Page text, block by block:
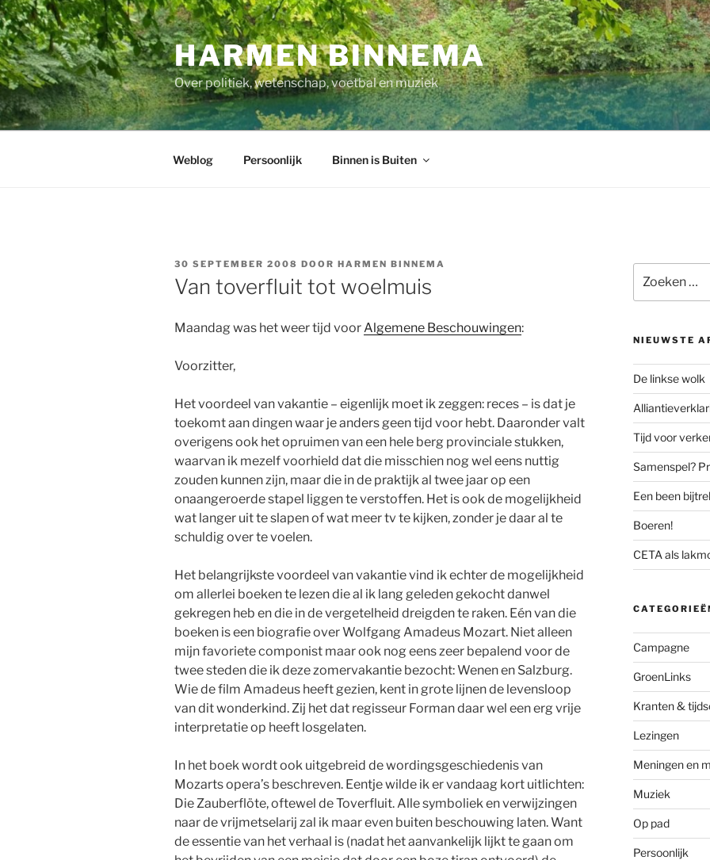
Ga
naar
de
inhoud
HARMEN BINNEMA
Over politiek, wetenschap, voetbal en muziek
Weblog Persoonlijk Binnen is Buiten
GEPLAATST
OP
30 SEPTEMBER 2008 DOOR HARMEN BINNEMA
Van toverfluit tot woelmuis
Maandag was het weer tijd voorAlgemene Beschouwingen:
Voorzitter,
Het voordeel van vakantie – eigenlijk moet ik zeggen: reces – is dat je
toekomt aan dingen waar je anders geen tijd voor hebt. Daaronder valt
overigens ook het opruimen van een hele berg provinciale stukken,
waarvan ik mezelf voorhield dat die misschien nog wel eens nuttig
zouden kunnen zijn, maar die in de praktijk al twee jaar op een
onaangeroerde stapel liggen te verstoffen. Het is ook de mogelijkheid
wat langer uit te slapen of wat meer tv te kijken, zonder je daar al te
schuldig over te voelen.
Het belangrijkste voordeel van vakantie vind ik echter de mogelijkheid
om allerlei boeken te lezen die al ik lang geleden gekocht danwel
gekregen heb en die in de vergetelheid dreigden te raken. Eén van die
boeken is een biografie over Wolfgang Amadeus Mozart. Niet alleen
mijn favoriete componist maar ook nog eens zeer bepalend voor de
twee steden die ik deze zomervakantie bezocht: Wenen en Salzburg.
Wie de film Amadeus heeft gezien, kent in grote lijnen de levensloop
van dit wonderkind. Zij het dat regisseur Forman daar wel een erg vrije
interpretatie op heeft losgelaten.
In het boek wordt ook uitgebreid de wordingsgeschiedenis van
Mozarts opera’s beschreven. Eentje wilde ik er vandaag kort uitlichten:
Die Zauberflöte, oftewel de Toverfluit. Alle symboliek en verwijzingen
naar de vrijmetselarij zal ik maar even buiten beschouwing laten. Want
de essentie van het verhaal is (nadat het aanvankelijk lijkt te gaan om
naar:
NIEUWSTE
De linkse wolk
Tijd voor
Samenspel?
Een been
Boeren!
CETA als
Campagne
GroenLinks
Kranten &
Lezingen
Meningen en
Muziek
Op pad
Persoonlijk